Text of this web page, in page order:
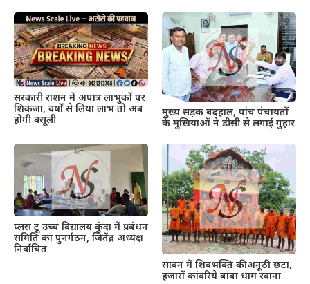
सरकारी राशन में अपात्र लाभुकों पर
शिकंजा, वर्षों से लिया लाभ तो अब
होगी वसूली
मुख्य सड़क बदहाल, पांच पंचायतों
के मुखियाओं ने डीसी से लगाई गुहार
प्लस टू उच्च विद्यालय कुंदा में प्रबंधन
समिति का पुनर्गठन, जितेंद्र अध्यक्ष
निर्वाचित
सावन में शिवभक्ति की अनूठी छटा,
हजारों कांवरिये बाबा धाम रवाना